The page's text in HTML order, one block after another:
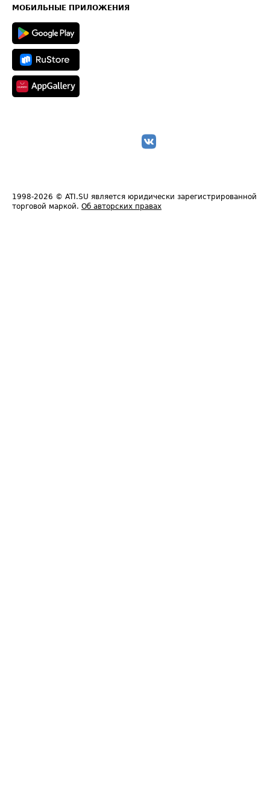
Техническая информация
МОБИЛЬНЫЕ ПРИЛОЖЕНИЯ
1998-2026 © ATI.SU является юридически зарегистрированной
торговой маркой. Об авторских правах